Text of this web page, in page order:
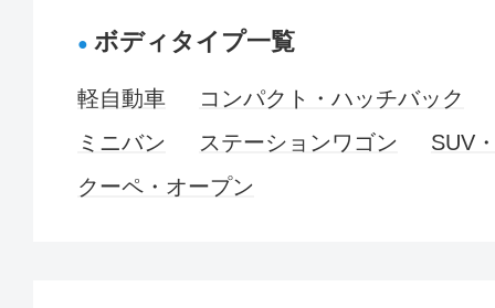
ボディタイプ一覧
軽自動車
コンパクト・ハッチバック
ミニバン
ステーションワゴン
SUV
クーペ・オープン